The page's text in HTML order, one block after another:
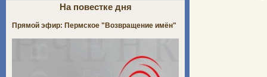
На повестке дня
Прямой эфир: Пермское "Возвращение имён"